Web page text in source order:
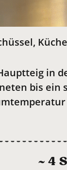
in
bis ein
~ 4